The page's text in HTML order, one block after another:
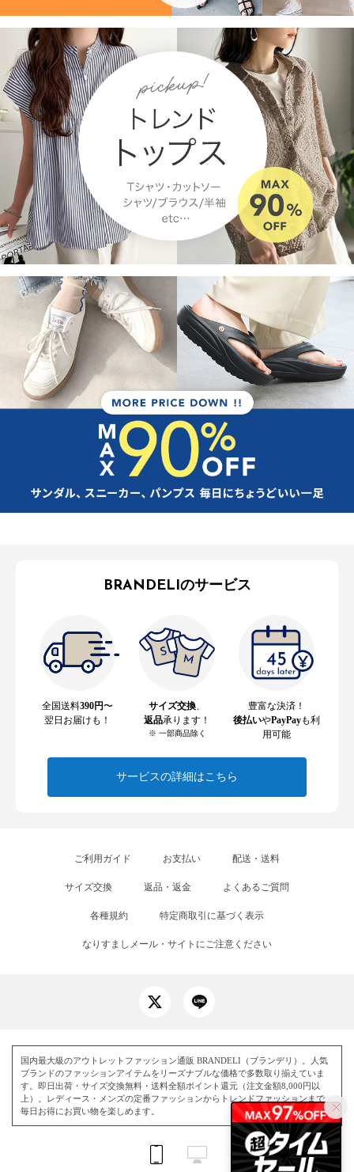
BRANDELIのサービス
全国送料390円〜
翌日お届けも！
サイズ交換
返品承ります！
※ 一部商品除く
豊富な決済！
後払いやPayPayも利
用可能
サービスの詳細はこちら
ご利用ガイド お支払い 配送・送料
サイズ交換 返品・返金 よくあるご質問
各種規約 特定商取引に基づく表示
なりすましメール・サイトにご注意ください
国内最大級のアウトレットファッション通販 BRANDELI（ブランデリ）。人気
ブランドのファッションアイテムをリーズナブルな価格で多数取り揃えていま
す。即日出荷・サイズ交換無料・送料全額ポイント還元（注文金額8,000円以
上）。レディース・メンズの定番ファッションからトレンドファッションまで、
毎日お得にお買い物を楽しめます。